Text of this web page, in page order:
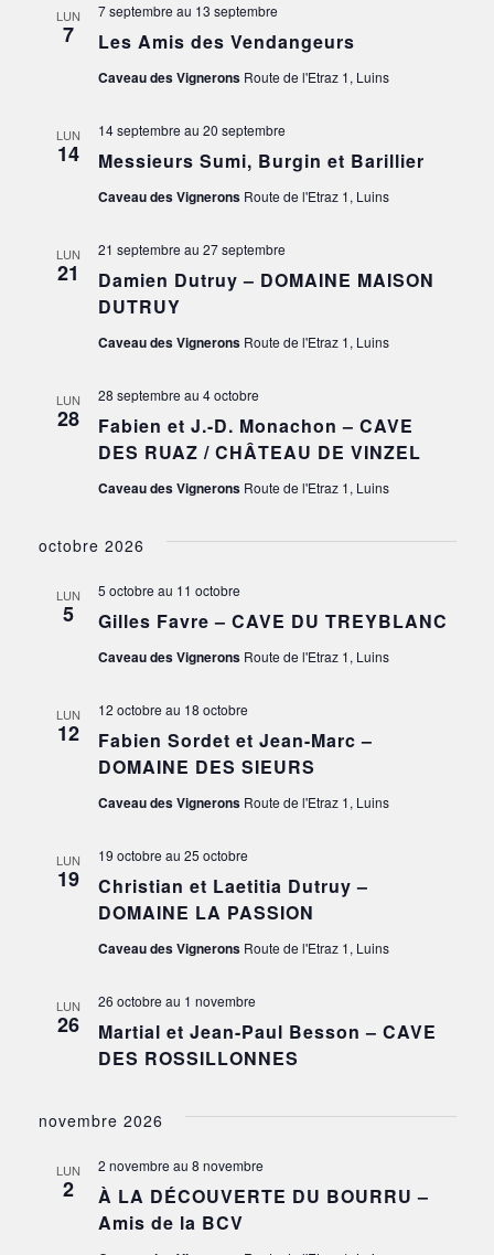
LUN
7 Les Amis des Vendangeurs
7 septembre au 13 septembre
Caveau des Vignerons Route de l'Etraz 1, Luins
LUN
14 Messieurs Sumi, Burgin et Barillier
14 septembre au 20 septembre
Caveau des Vignerons Route de l'Etraz 1, Luins
LUN
21
Damien Dutruy – DOMAINE MAISON
DUTRUY
21 septembre au 27 septembre
Caveau des Vignerons Route de l'Etraz 1, Luins
LUN
28
Fabien et J.-D. Monachon – CAVE
DES RUAZ / CHÂTEAU DE VINZEL
28 septembre au 4 octobre
Caveau des Vignerons Route de l'Etraz 1, Luins
octobre 2026
LUN
5 Gilles Favre – CAVE DU TREYBLANC
5 octobre au 11 octobre
Caveau des Vignerons Route de l'Etraz 1, Luins
LUN
12
Fabien Sordet et Jean-Marc –
DOMAINE DES SIEURS
12 octobre au 18 octobre
Caveau des Vignerons Route de l'Etraz 1, Luins
LUN
19
Christian et Laetitia Dutruy –
DOMAINE LA PASSION
19 octobre au 25 octobre
Caveau des Vignerons Route de l'Etraz 1, Luins
LUN
26
Martial et Jean-Paul Besson – CAVE
DES ROSSILLONNES
26 octobre au 1 novembre
novembre 2026
LUN
2
À LA DÉCOUVERTE DU BOURRU –
Amis de la BCV
2 novembre au 8 novembre